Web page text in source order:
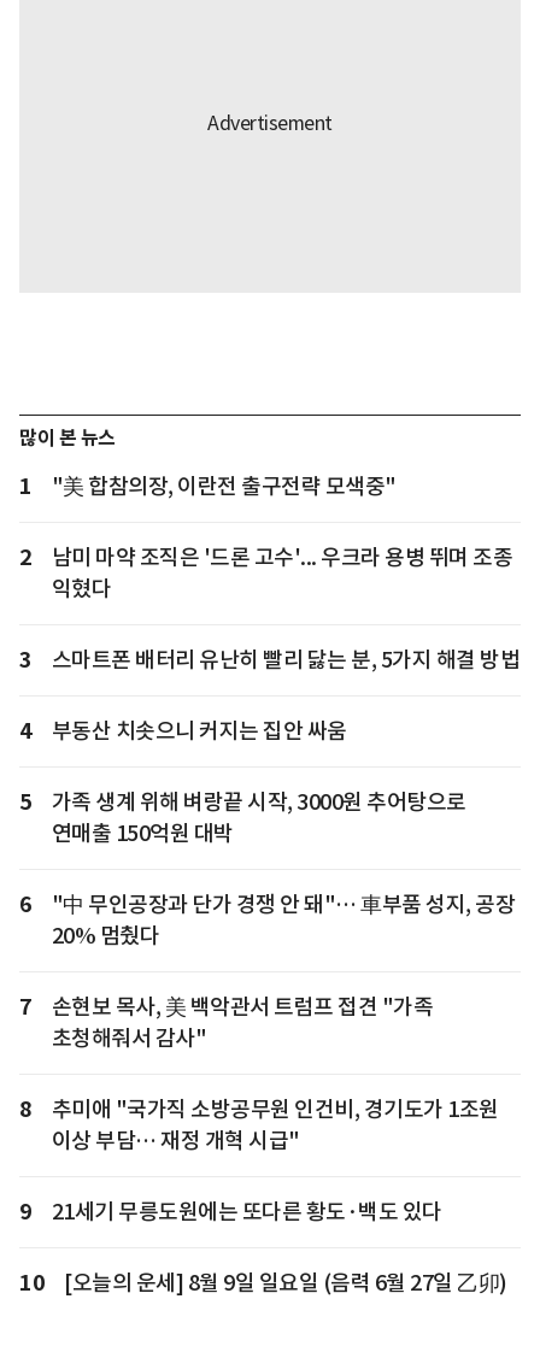
많이 본 뉴스
1 "美 합참의장, 이란전 출구전략 모색중"
2
남미 마약 조직은 '드론 고수'... 우크라 용병 뛰며 조종
익혔다
3 스마트폰 배터리 유난히 빨리 닳는 분, 5가지 해결 방법
4 부동산 치솟으니 커지는 집안 싸움
5
가족 생계 위해 벼랑끝 시작, 3000원 추어탕으로
연매출 150억원 대박
6
"中 무인공장과 단가 경쟁 안 돼"… 車부품 성지, 공장
20% 멈췄다
7
손현보 목사, 美 백악관서 트럼프 접견 "가족
초청해줘서 감사"
8
추미애 "국가직 소방공무원 인건비, 경기도가 1조원
이상 부담… 재정 개혁 시급"
9 21세기 무릉도원에는 또다른 황도·백도 있다
10 [오늘의 운세] 8월 9일 일요일 (음력 6월 27일 乙卯)